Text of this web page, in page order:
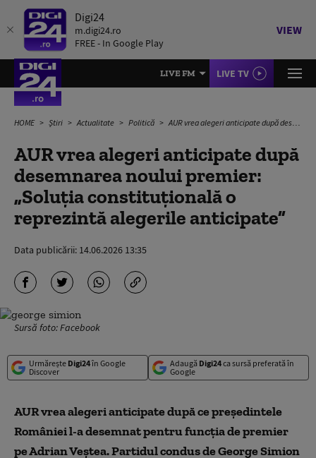
Digi24
m.digi24.ro
FREE - In Google Play
VIEW
LIVE FM LIVE TV
HOME Știri Actualitate Politică AUR vrea alegeri anticipate după desemnarea noului premier: „Soluția constituțională o reprezintă alegerile anticipate”
AUR vrea alegeri anticipate după
desemnarea noului premier:
„Soluția constituțională o
reprezintă alegerile anticipate”
Data publicării: 14.06.2026 13:35
Sursă foto: Facebook
Urmărește Digi24în Google
Discover
Adaugă Digi24ca sursă preferată în
Google
AUR vrea alegeri anticipate după ce președintele
României l-a desemnat pentru funcția de premier
pe Adrian Veștea. Partidul condus de George Simion